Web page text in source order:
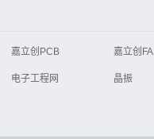
嘉立创PCB 嘉立创FA
电子工程网
晶振